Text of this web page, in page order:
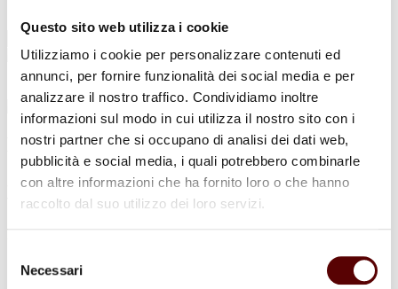
Questo sito web utilizza i cookie
Utilizziamo i cookie per personalizzare contenuti ed
annunci, per fornire funzionalità dei social media e per
analizzare il nostro traffico. Condividiamo inoltre
informazioni sul modo in cui utilizza il nostro sito con i
nostri partner che si occupano di analisi dei dati web,
pubblicità e social media, i quali potrebbero combinarle
con altre informazioni che ha fornito loro o che hanno
raccolto dal suo utilizzo dei loro servizi.
delNecessari
Cerca
per:
Enrica Melotti
- Laura -
ved. Pedrielli
23 Giugno 1924 - 6 Febbraio 2022
Condividi